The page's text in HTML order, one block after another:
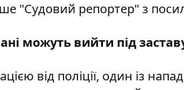
"Судовий репортер" з
можуть вийти під
від поліції, один із